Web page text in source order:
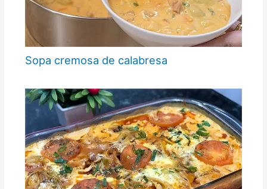
Sopa cremosa de calabresa